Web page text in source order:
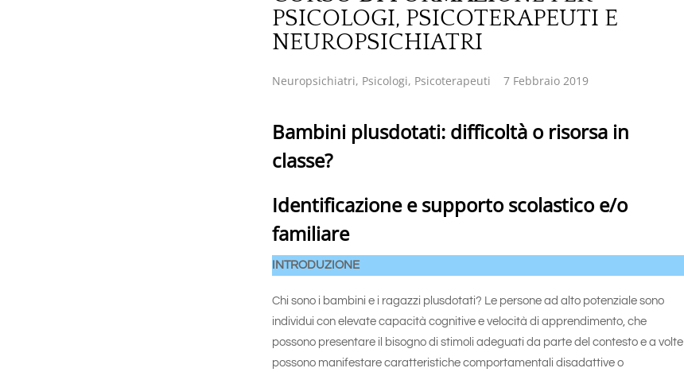
PSICOLOGI, PSICOTERAPEUTI E
NEUROPSICHIATRI
Neuropsichiatri, Psicologi, Psicoterapeuti 7 Febbraio 2019
Bambini plusdotati: difficoltà o risorsa in
classe?
Identificazione e supporto scolastico e/o
familiare
INTRODUZIONE
Chi sono i bambini e i ragazzi plusdotati? Le persone ad alto potenziale sono
individui con elevate capacità cognitive e velocità di apprendimento, che
possono presentare il bisogno di stimoli adeguati da parte del contesto e a volte
possono manifestare caratteristiche comportamentali disadattive o